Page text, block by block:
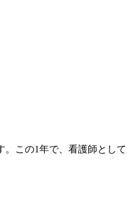
この1年で、看護師とし